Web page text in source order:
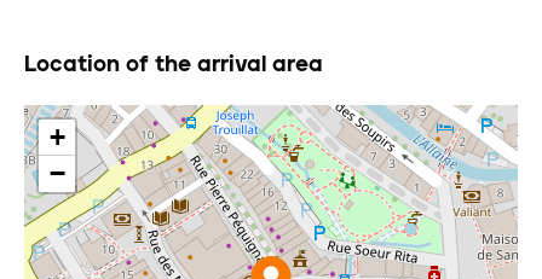
Location of the arrival area
+
−